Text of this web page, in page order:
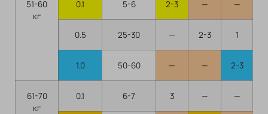
51-60
кг
0.1 5-6 2-3 — —
0.5 25-30 — 2-3 1
1.0 50-60 — — 2-3
61-70
кг
0.1 6-7 3 — —